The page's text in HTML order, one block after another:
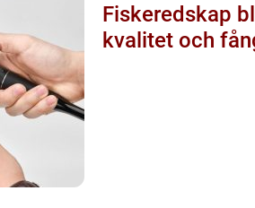
Fiskeredskap
kvalitet och